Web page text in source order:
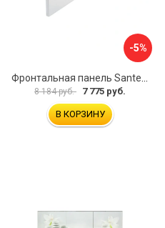
-5%
8 184 руб. 7 775 руб.
В КОРЗИНУ